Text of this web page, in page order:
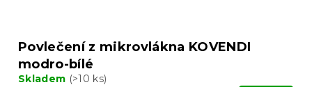
Povlečení z mikrovlákna KOVENDI
modro-bílé
Skladem (>10 ks)